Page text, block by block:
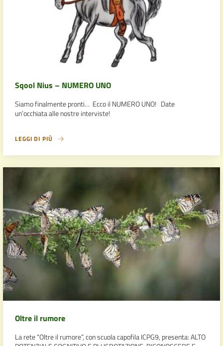
Sqool Nius – NUMERO UNO
Siamo finalmente pronti… Ecco il NUMERO UNO! Date
un’occhiata alle nostre interviste!
LEGGI DI PIÙ
Oltre il rumore
La rete “Oltre il rumore”, con scuola capofila ICPG9, presenta: ALTO